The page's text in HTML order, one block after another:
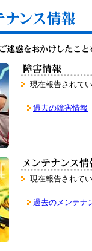
現在報告されて
過去の障害情報
現在報告されて
過去のメンテナ